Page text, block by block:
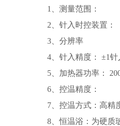
1、测量范围：
2、针入时控装置：
3、分辨率
4、针入精度： ±1
5、加热器功率：
6、控温精度：
7、控温方式：高精
8、恒温浴：为硬质